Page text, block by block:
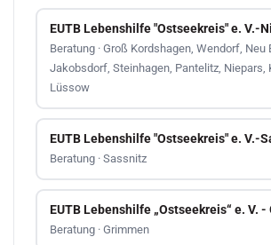
EUTB Lebenshilfe "Ostseekreis" e. V.-
Beratung · Groß Kordshagen, Wendorf, Neu
Jakobsdorf, Steinhagen, Pantelitz, Niepars,
Lüssow
EUTB Lebenshilfe "Ostseekreis" e. V.-
Beratung · Sassnitz
EUTB Lebenshilfe „Ostseekreis“ e. V. -
Beratung · Grimmen